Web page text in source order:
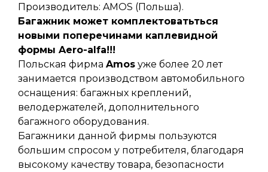
Производитель: AMOS (Польша).
Багажник может комплектоватьться
новыми поперечинами каплевидной
формы Aero-alfa!!!
Польская фирма Amos уже более 20 лет
занимается производством автомобильного
оснащения: багажных креплений,
велодержателей, дополнительного
багажного оборудования.
Багажники данной фирмы пользуются
большим спросом у потребителя, благодаря
высокому качеству товара, безопасности